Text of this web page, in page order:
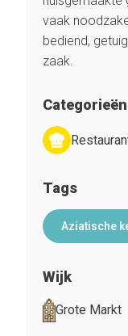
vaak
bediend,
zaak.
Categorieën
Tags
Aziatische
Wijk
Grote Markt